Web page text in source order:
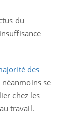
du
des
se
chez les
travail.